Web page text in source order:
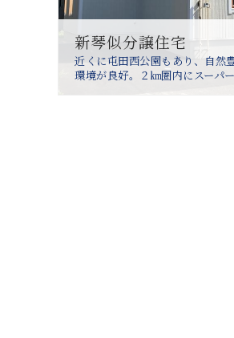
新琴似分譲住宅
近くに屯田西公園もあり、自然
環境が良好。２㎞圏内にスーパ